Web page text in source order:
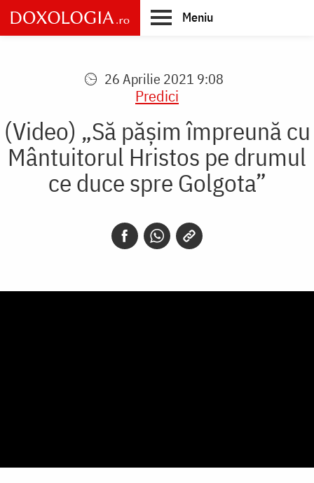
Skip
to
main
Meniu
26 Aprilie 2021 9:08
Predici
(Video) „Să pășim împreună cu
Mântuitorul Hristos pe drumul
ce duce spre Golgota”